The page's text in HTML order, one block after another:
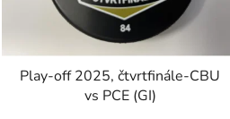
Play-off 2025, čtvrtfinále-CBU
vs PCE (GI)